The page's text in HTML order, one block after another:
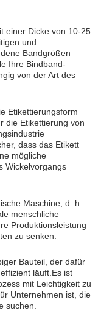
einer Dicke von 10-25
und
Bandgrößen
Ihre Bindband-
von der Art des
Etikettierungsform
die Etikettierung von
dass das Etikett
mögliche
Wickelvorgangs
Maschine, d. h.
menschliche
Produktionsleistung
zu senken.
Bauteil, der dafür
läuft.Es ist
mit Leichtigkeit zu
Unternehmen ist, die
suchen.